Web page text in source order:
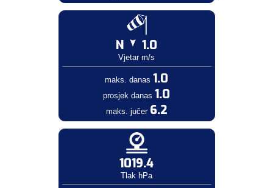
N 1.0
Vjetar m/s
maks. danas 1.0
prosjek danas 1.0
maks. jučer 6.2
1019.4
Tlak hPa